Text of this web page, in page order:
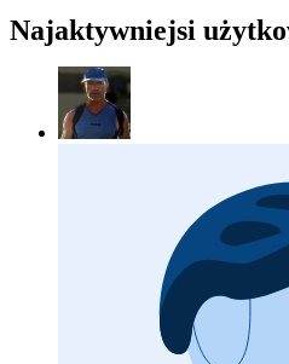
Najaktywniejsi